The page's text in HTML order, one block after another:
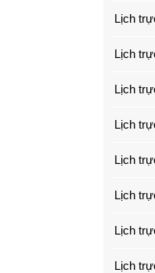
Lịch
Lịch
Lịch
Lịch
Lịch
Lịch
Lịch
Lịch